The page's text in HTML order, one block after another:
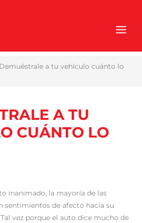
Demuéstrale a tu vehículo cuánto lo
A TU
CUÁNTO LO
inanimado, la mayoría de las
sentimientos de afecto hacia su
vez porque el auto dice mucho de